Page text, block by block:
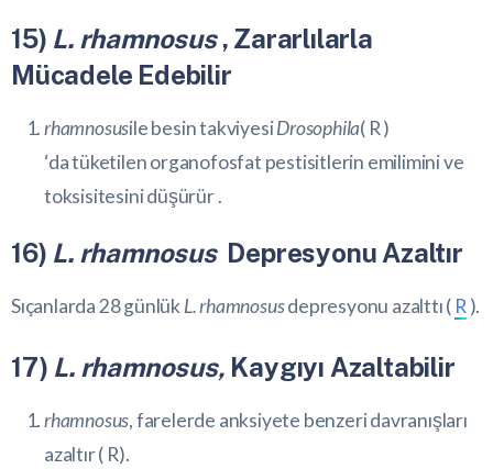
15) L. rhamnosus, Zararlılarla
Mücadele Edebilir
rhamnosusile besin takviyesiDrosophila( R)
‘da tüketilen organofosfat pestisitlerin emilimini ve
toksisitesini düşürür .
16) L. rhamnosusDepresyonu Azaltır
Sıçanlarda 28 günlük L. rhamnosusdepresyonu azalttı ( R ).
17) L. rhamnosus, Kaygıyı Azaltabilir
rhamnosus, farelerde anksiyete benzeri davranışları
azaltır ( R).